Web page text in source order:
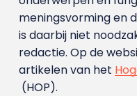
meningsvorming en
is daarbij niet
redactie. Op de
artikelen van het
(HOP).